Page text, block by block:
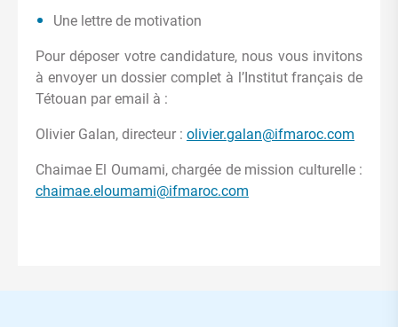
Une lettre de motivation
Pour déposer votre candidature, nous vous invitons
à envoyer un dossier complet à l’Institut français de
Tétouan par email à :
Olivier Galan, directeur : olivier.galan@ifmaroc.com
Chaimae El Oumami, chargée de mission culturelle :
chaimae.eloumami@ifmaroc.com